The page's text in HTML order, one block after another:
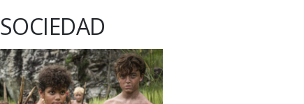
SOCIEDAD